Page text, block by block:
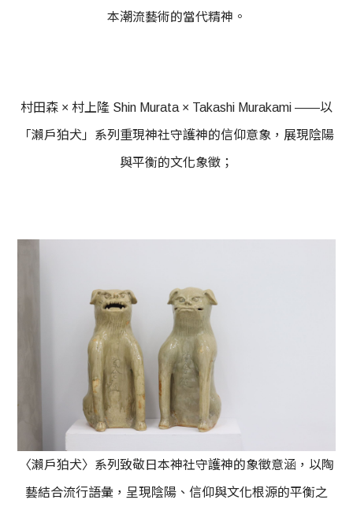
本潮流藝術的當代精神。
村田森 × 村上隆 Shin Murata × Takashi Murakami ——以
「瀨戶狛犬」系列重現神社守護神的信仰意象，展現陰陽
與平衡的文化象徵；
〈瀨戶狛犬〉系列致敬日本神社守護神的象徵意涵，以陶
藝結合流行語彙，呈現陰陽、信仰與文化根源的平衡之